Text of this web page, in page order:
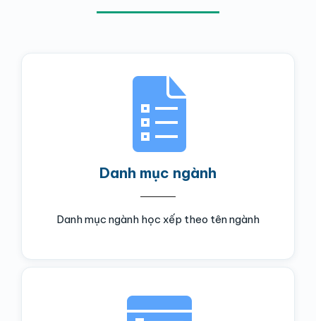
Danh mục ngành
Danh mục ngành học xếp theo tên ngành